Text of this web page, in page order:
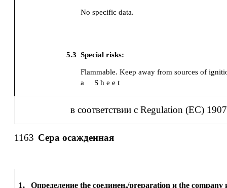
No specific data.
5.3 Special risks:
Flammable. Keep away from sources of
a
S h e e t
в соответствии с Regulation (EC)
1163 Сера осажденная
1. Определение the соединен./preparation и the